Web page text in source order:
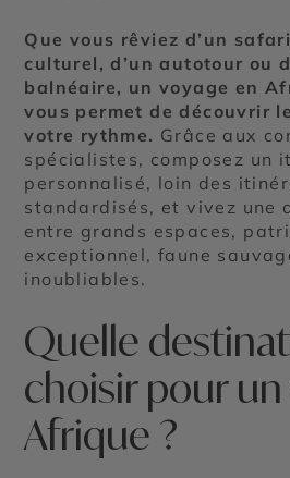
Que vous rêviez d’un
culturel, d’un autotour ou
balnéaire, un voyage en
vous permet de découvrir
votre rythme. Grâce aux
spécialistes, composez un
personnalisé, loin des
standardisés, et vivez une
entre grands espaces,
exceptionnel, faune
inoubliables.
Quelle
choisir pour un
Afrique ?